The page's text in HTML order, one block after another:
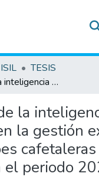
TESIS
Influencia de la inteligencia comercial en la gestión exportadora de las mypes cafetaleras del VRAEM en el periodo 2020 – 2021
la
la gestión
el periodo